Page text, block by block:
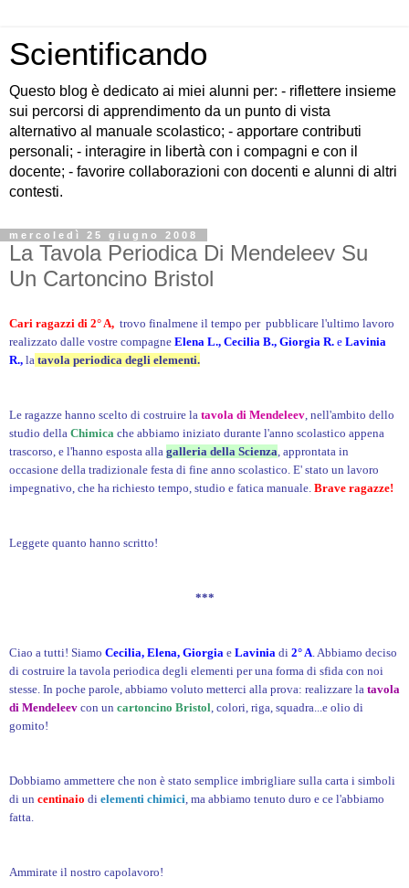
Scientificando
Questo blog è dedicato ai miei alunni per: - riflettere insieme
sui percorsi di apprendimento da un punto di vista
alternativo al manuale scolastico; - apportare contributi
personali; - interagire in libertà con i compagni e con il
docente; - favorire collaborazioni con docenti e alunni di altri
contesti.
mercoledì 25 giugno 2008
La Tavola Periodica Di Mendeleev Su
Un Cartoncino Bristol
Cari ragazzi di 2° A, trovo finalmene il tempo per pubblicare l'ultimo lavoro
realizzato dalle vostre compagne Elena L., Cecilia B., Giorgia R. e Lavinia
R., la tavola periodica degli elementi.
Le ragazze hanno scelto di costruire la tavola di Mendeleev , nell'ambito dello
studio della Chimica che abbiamo iniziato durante l'anno scolastico appena
trascorso, e l'hanno esposta alla galleria della Scienza , approntata in
occasione della tradizionale festa di fine anno scolastico. E' stato un lavoro
impegnativo, che ha richiesto tempo, studio e fatica manuale. Brave ragazze!
Leggete quanto hanno scritto!
***
Ciao a tutti! Siamo Cecilia, Elena, Giorgia e Lavinia di 2° A . Abbiamo deciso
di costruire la tavola periodica degli elementi per una forma di sfida con noi
stesse. In poche parole, abbiamo voluto metterci alla prova: realizzare la tavola
di Mendeleev con un cartoncino Bristol , colori, riga, squadra...e olio di
gomito!
Dobbiamo ammettere che non è stato semplice imbrigliare sulla carta i simboli
di un centinaio di elementi chimici , ma abbiamo tenuto duro e ce l'abbiamo
fatta.
Ammirate il nostro capolavoro!